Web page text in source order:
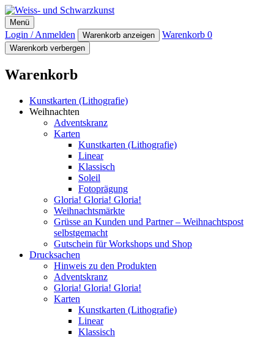
Weiss- und Schwarzkunst
Menü
Login / Anmelden Warenkorb anzeigen Warenkorb 0
Warenkorb verbergen
Warenkorb
Kunstkarten (Lithografie)
Weihnachten
Adventskranz
Karten
Kunstkarten (Lithografie)
Linear
Klassisch
Soleil
Fotoprägung
Gloria! Gloria! Gloria!
Weihnachtsmärkte
Grüsse an Kunden und Partner – Weihnachtspost
selbstgemacht
Gutschein für Workshops und Shop
Drucksachen
Hinweis zu den Produkten
Adventskranz
Gloria! Gloria! Gloria!
Karten
Kunstkarten (Lithografie)
Linear
Klassisch